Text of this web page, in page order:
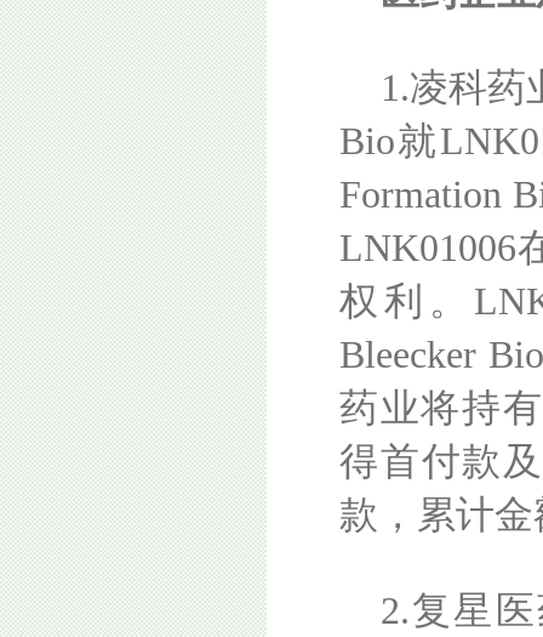
1.凌科药
Bio就
Formation
LNK01006
权利。
Bleecker
药业将持
得首付款
款，累计
2.复星